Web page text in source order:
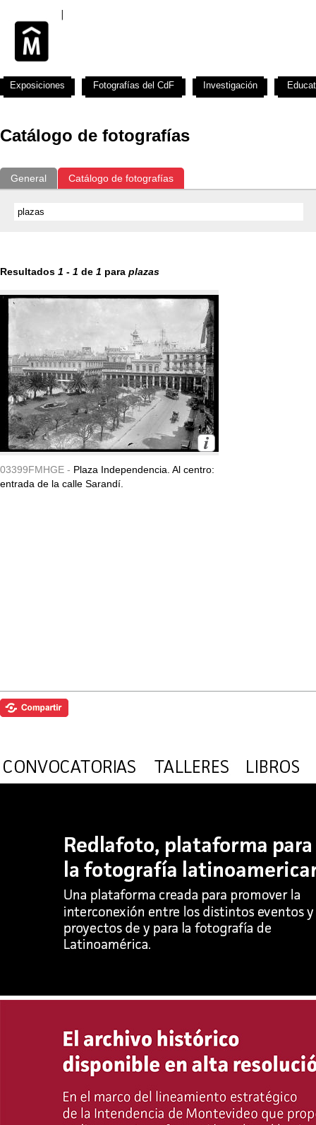
Catálogo de fotografías
General Catálogo de fotografías
Resultados 1 - 1 de 1 para plazas
03399FMHGE - Plaza Independencia. Al centro:
entrada de la calle Sarandí.
Exposiciones Fotografías del CdF Investigación